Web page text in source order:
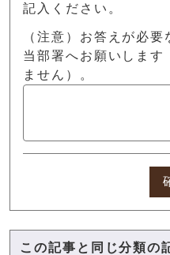
記入ください。
（注意）お答えが必
当部署へお願いします
ません）。
この記事と同じ分類の